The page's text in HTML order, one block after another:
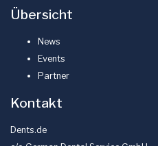
Übersicht
News
Events
Partner
Kontakt
Dents.de